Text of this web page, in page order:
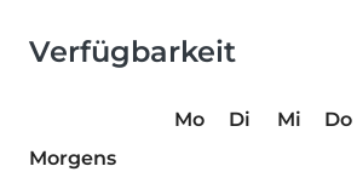
Verfügbarkeit
Mo Di Mi Do
Morgens